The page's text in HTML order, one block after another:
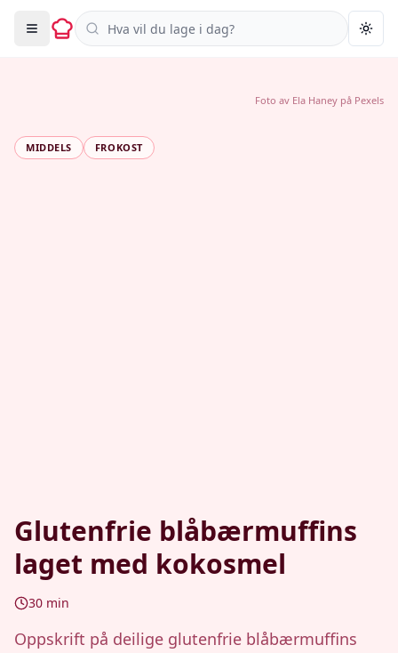
Søk i oppskrifter
MIDDELS FROKOST
Glutenfrie blåbærmuffins
laget med kokosmel
30 min
Oppskrift på deilige glutenfrie blåbærmuffins
Foto av Ela Haney på Pexels